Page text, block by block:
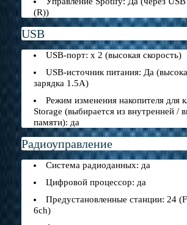
(R))
USB
USB-порт: x 2 (высокая скорость)
USB-источник питания: Да
зарядка 1.5A)
Режим изменения накопителя для
Storage (выбирается из внутренней /
памяти): да
Радиоуправление
Система радиоданных: да
Цифровой процессор: да
Предустановленные станции: 24
6ch)